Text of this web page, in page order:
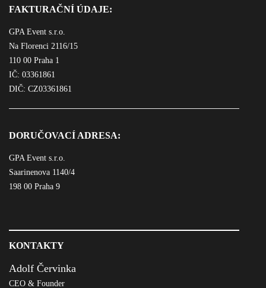
FAKTURAČNÍ ÚDAJE:
GPA Event s.r.o.
Na Florenci 2116/15
110 00 Praha 1
IČ: 03361861
DIČ: CZ03361861
DORUČOVACÍ ADRESA:
GPA Event s.r.o.
Saarinenova 1140/4
198 00 Praha 9
KONTAKTY
Adolf Červinka
CEO & Founder